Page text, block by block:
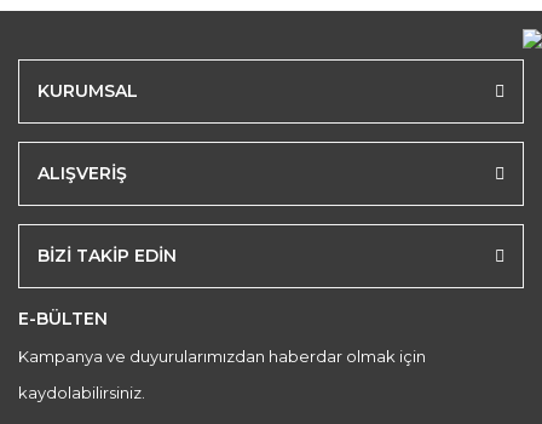
KURUMSAL
ALIŞVERİŞ
BİZİ TAKİP EDİN
E-BÜLTEN
Kampanya ve duyurularımızdan haberdar olmak için
kaydolabilirsiniz.